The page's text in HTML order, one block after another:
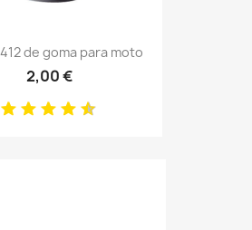
de goma para moto
2,00 €